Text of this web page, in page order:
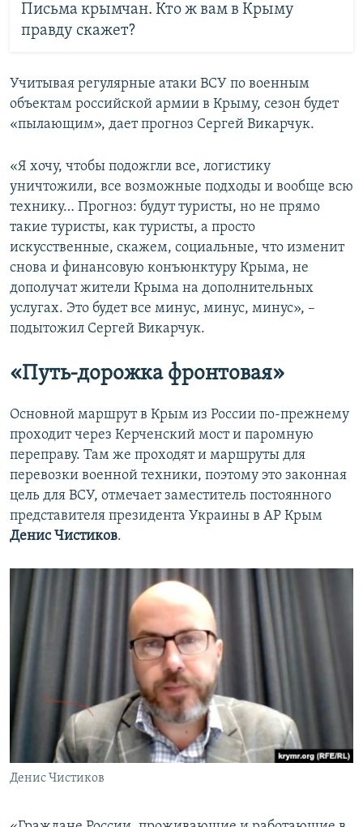
Письма крымчан. Кто ж вам в Крыму
правду скажет?
Учитывая регулярные атаки ВСУ по военным
объектам российской армии в Крыму, сезон будет
«пылающим», дает прогноз Сергей Викарчук.
«Я хочу, чтобы подожгли все, логистику
уничтожили, все возможные подходы и вообще всю
технику… Прогноз: будут туристы, но не прямо
такие туристы, как туристы, а просто
искусственные, скажем, социальные, что изменит
снова и финансовую конъюнктуру Крыма, не
дополучат жители Крыма на дополнительных
услугах. Это будет все минус, минус, минус», –
подытожил Сергей Викарчук.
«Путь-дорожка фронтовая»
Основной маршрут в Крым из России по-прежнему
проходит через Керченский мост и паромную
переправу. Там же проходят и маршруты для
перевозки военной техники, поэтому это законная
цель для ВСУ, отмечает заместитель постоянного
представителя президента Украины в АР Крым
Денис Чистиков.
Денис Чистиков